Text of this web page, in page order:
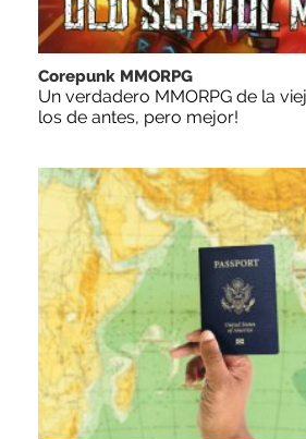
Corepunk MMORPG
Un verdadero MMORPG de la
los de antes, pero mejor!